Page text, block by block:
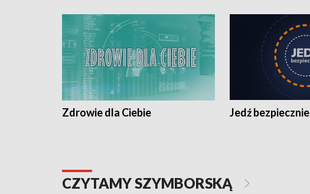
Zdrowie dla Ciebie Jedź bezpiecznie
CZYTAMY SZYMBORSKĄ